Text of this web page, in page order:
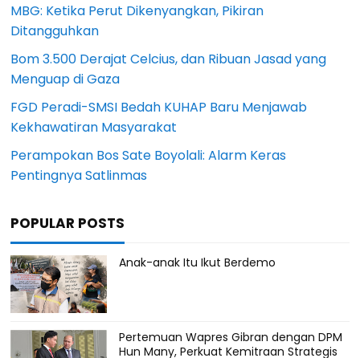
MBG: Ketika Perut Dikenyangkan, Pikiran
Ditangguhkan
Bom 3.500 Derajat Celcius, dan Ribuan Jasad yang
Menguap di Gaza
FGD Peradi-SMSI Bedah KUHAP Baru Menjawab
Kekhawatiran Masyarakat
Perampokan Bos Sate Boyolali: Alarm Keras
Pentingnya Satlinmas
POPULAR POSTS
Anak-anak Itu Ikut Berdemo
Pertemuan Wapres Gibran dengan DPM
Hun Many, Perkuat Kemitraan Strategis